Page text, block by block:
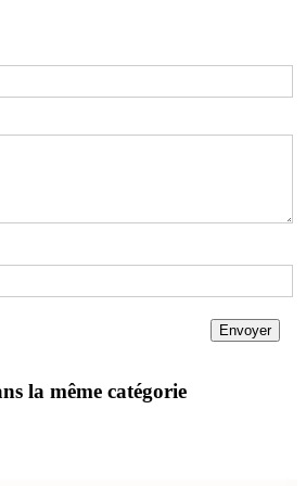
Envoyer
la même catégorie